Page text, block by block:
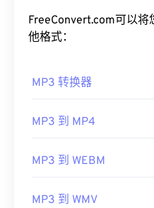
FreeConvert.com可以
他格式：
MP3 转换器
MP3 到 MP4
MP3 到 WEBM
MP3 到 WMV